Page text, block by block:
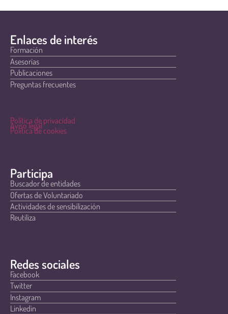
Enlaces de interés
Formación
Asesorías
Publicaciones
Preguntas frecuentes
Política de privacidad
Aviso legal
Política de cookies
Participa
Buscador de entidades
Ofertas de Voluntariado
Actividades de sensibilización
Reutiliza
Redes sociales
Facebook
Twitter
Instagram
Linkedin